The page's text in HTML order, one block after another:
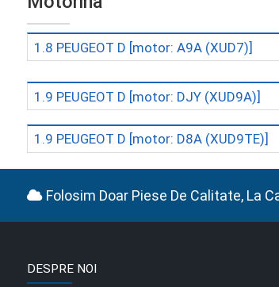
1.8 PEUGEOT D [motor: A9A (XUD7)]
1.9 PEUGEOT D [motor: DJY (XUD9A)]
1.9 PEUGEOT D [motor: D8A (XUD9TE)]
Folosim Doar Piese De Calitate, La
DESPRE NOI